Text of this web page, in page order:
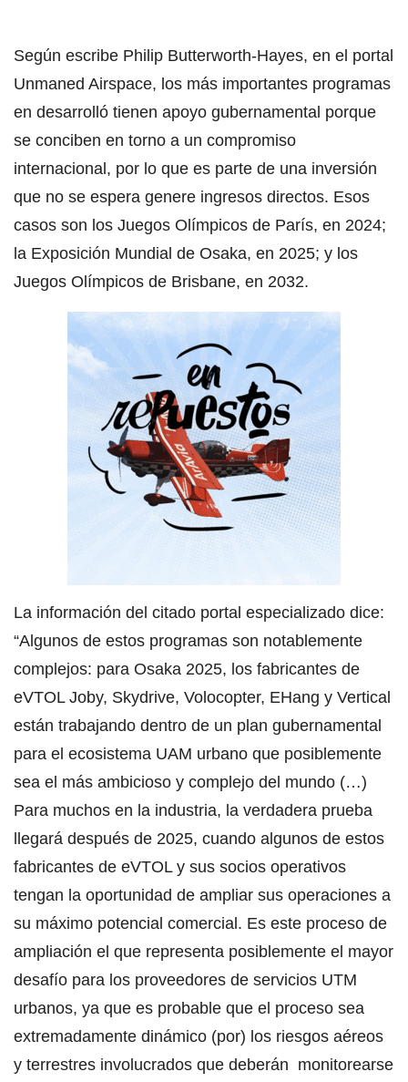
Según escribe Philip Butterworth-Hayes, en el portal
Unmaned Airspace, los más importantes programas
en desarrolló tienen apoyo gubernamental porque
se conciben en torno a un compromiso
internacional, por lo que es parte de una inversión
que no se espera genere ingresos directos. Esos
casos son los Juegos Olímpicos de París, en 2024;
la Exposición Mundial de Osaka, en 2025; y los
Juegos Olímpicos de Brisbane, en 2032.
La información del citado portal especializado dice:
“Algunos de estos programas son notablemente
complejos: para Osaka 2025, los fabricantes de
eVTOL Joby, Skydrive, Volocopter, EHang y Vertical
están trabajando dentro de un plan gubernamental
para el ecosistema UAM urbano que posiblemente
sea el más ambicioso y complejo del mundo (…)
Para muchos en la industria, la verdadera prueba
llegará después de 2025, cuando algunos de estos
fabricantes de eVTOL y sus socios operativos
tengan la oportunidad de ampliar sus operaciones a
su máximo potencial comercial. Es este proceso de
ampliación el que representa posiblemente el mayor
desafío para los proveedores de servicios UTM
urbanos, ya que es probable que el proceso sea
extremadamente dinámico (por) los riesgos aéreos
y terrestres involucrados que deberán monitorearse